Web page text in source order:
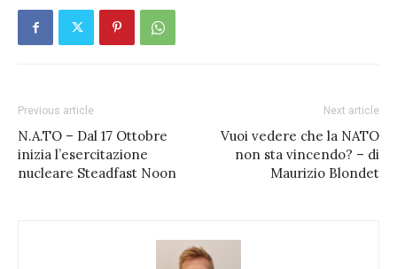
Previous article
N.A.TO – Dal 17 Ottobre
inizia l’esercitazione
nucleare Steadfast Noon
Next article
Vuoi vedere che la NATO
non sta vincendo? – di
Maurizio Blondet